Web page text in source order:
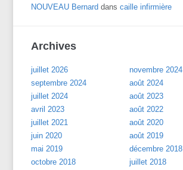
NOUVEAU Bernard danscaille infirmière
Archives
juillet 2026
novembre 2024
septembre 2024
août 2024
juillet 2024
août 2023
avril 2023
août 2022
juillet 2021
août 2020
juin 2020
août 2019
mai 2019
décembre 2018
octobre 2018
juillet 2018